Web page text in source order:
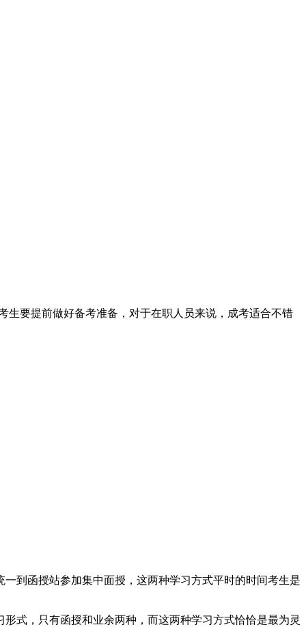
生要提前做好备考准备，对于在职人员来说，成考适合不错
到函授站参加集中面授，这两种学习方式平时的时间考生是
式，只有函授和业余两种，而这两种学习方式恰恰是最为灵